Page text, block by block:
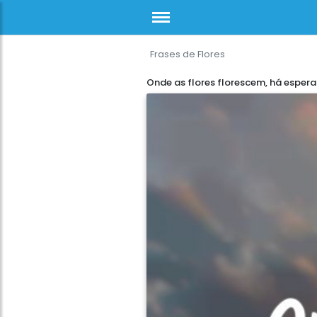
Frases de Flores
Onde as flores florescem, há